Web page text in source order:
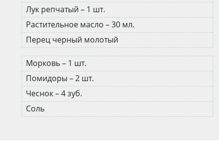
Лук репчатый – 1 шт.
Растительное масло – 30 мл.
Перец черный молотый
Морковь – 1 шт.
Помидоры – 2 шт.
Чеснок – 4 зуб.
Соль